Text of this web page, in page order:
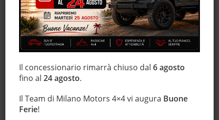
Isofix
Luci diurne LED
Marmitta catalitica
Monitoraggio pressione pneumatici
Sedile posteriore sdoppiato
Sensore di luce
Sensore di pioggia
Sensori di parcheggio posteriori
Il concessionario rimarrà chiuso dal6 agosto
fino al24 agosto.
Il Team di Milano Motors 4×4 vi augura Buone
Ferie!